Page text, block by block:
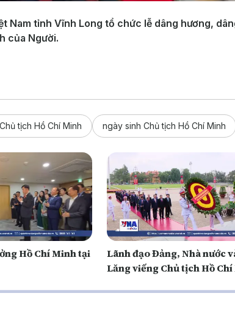
Nam tỉnh Vĩnh Long tổ chức lễ dâng hương,
của Người.
tịch Hồ Chí Minh ngày sinh Chủ tịch Hồ Chí Minh
Hồ Chí Minh tại
Lãnh đạo Đảng, Nhà nước
Lăng viếng Chủ tịch Hồ